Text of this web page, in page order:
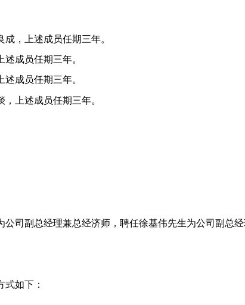
，上述成员任期三年。
成员任期三年。
成员任期三年。
上述成员任期三年。
司副总经理兼总经济师，聘任徐基伟先生为公司副总
如下：